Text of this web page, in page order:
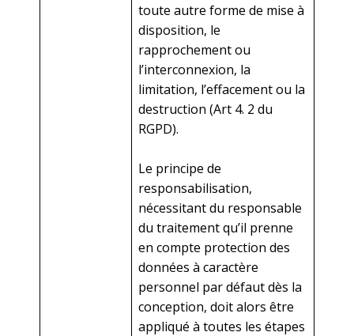
toute autre forme de mise à
disposition, le
rapprochement ou
l’interconnexion, la
limitation, l’effacement ou la
destruction (Art 4. 2 du
RGPD).
Le principe de
responsabilisation,
nécessitant du responsable
du traitement qu’il prenne
en compte protection des
données à caractère
personnel par défaut dès la
conception, doit alors être
appliqué à toutes les étapes